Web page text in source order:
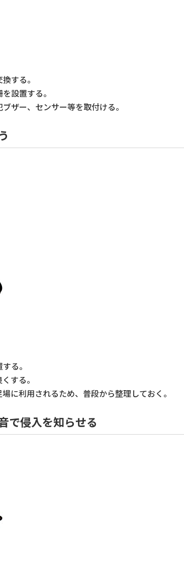
する。
設置する。
ザー、センサー等を取付ける。
る。
する。
に利用されるため、普段から整理しておく。
で侵入を知らせる